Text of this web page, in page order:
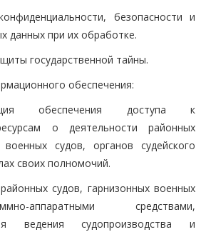
безопасности и
данных при их обработке.
государственной тайны.
обеспечения:
обеспечения доступа к
о деятельности районных
судов, органов судейского
своих полномочий.
судов, гарнизонных военных
аппаратными средствами,
ведения судопроизводства и